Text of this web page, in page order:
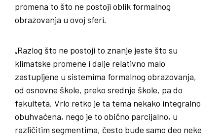
promena to što ne postoji oblik formalnog
obrazovanja u ovoj sferi.
„Razlog što ne postoji to znanje jeste što su
klimatske promene i dalje relativno malo
zastupljene u sistemima formalnog obrazovanja,
od osnovne škole, preko srednje škole, pa do
fakulteta. Vrlo retko je ta tema nekako integralno
obuhvaćena, nego je to obično parcijalno, u
različitim segmentima, često bude samo deo neke